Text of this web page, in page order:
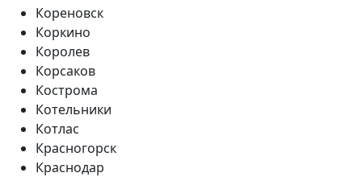
Кореновск
Коркино
Королев
Корсаков
Кострома
Котельники
Котлас
Красногорск
Краснодар